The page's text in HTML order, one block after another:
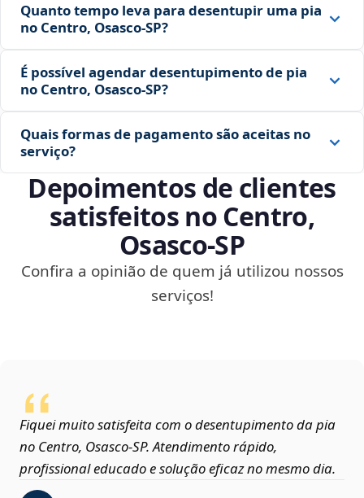
Quanto tempo leva para desentupir uma pia
no Centro, Osasco‑SP?
É possível agendar desentupimento de pia
no Centro, Osasco‑SP?
Quais formas de pagamento são aceitas no
serviço?
Depoimentos de clientes
satisfeitos no Centro,
Osasco‑SP
Confira a opinião de quem já utilizou nossos
serviços!
Fiquei muito satisfeita com o desentupimento da pia
no Centro, Osasco‑SP. Atendimento rápido,
profissional educado e solução eficaz no mesmo dia.